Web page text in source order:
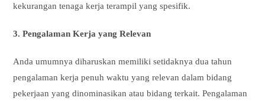
kekurangan tenaga kerja terampil yang spesifik.
3. Pengalaman Kerja yang Relevan
Anda umumnya diharuskan memiliki setidaknya dua tahun
pengalaman kerja penuh waktu yang relevan dalam bidang
pekerjaan yang dinominasikan atau bidang terkait. Pengalaman